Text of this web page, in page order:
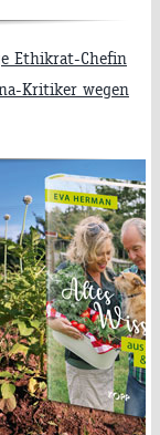
Ethikrat-Chefin
Kritiker wegen